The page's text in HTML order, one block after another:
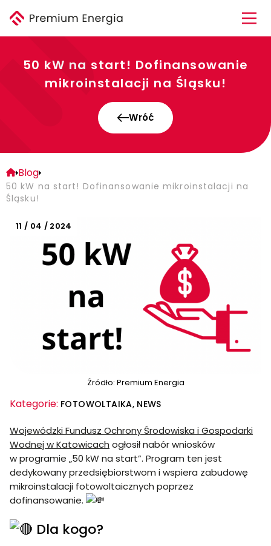
50 kW na start! Dofinansowanie
mikroinstalacji na Śląsku!
Wróć
Blog
50 kW na start! Dofinansowanie mikroinstalacji na
Śląsku!
11 / 04 / 2024
Źródło: Premium Energia
Kategorie: FOTOWOLTAIKA NEWS
Wojewódzki Fundusz Ochrony Środowiska i Gospodarki
Wodnej w Katowicach ogłosił nabór wniosków
w programie „50 kW na start”. Program ten jest
dedykowany przedsiębiorstwom i wspiera zabudowę
mikroinstalacji fotowoltaicznych poprzez
dofinansowanie.
Dla kogo?